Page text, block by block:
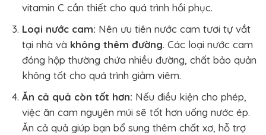
vitamin C cần thiết cho quá trình hồi phục.
Loại nước cam: Nên ưu tiên nước cam tươi tự vắt
tại nhà và không thêm đường. Các loại nước cam
đóng hộp thường chứa nhiều đường, chất bảo quản
không tốt cho quá trình giảm viêm.
Ăn cả quả còn tốt hơn: Nếu điều kiện cho phép,
việc ăn cam nguyên múi sẽ tốt hơn uống nước ép.
Ăn cả quả giúp bạn bổ sung thêm chất xơ, hỗ trợ